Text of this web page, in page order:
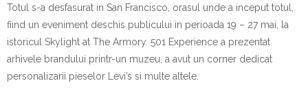
Totul s-a desfasurat in San Francisco, orasul unde a inceput totul,
fiind un eveniment deschis publicului in perioada 19 – 27 mai, la
istoricul Skylight at The Armory. 501 Experience a prezentat
arhivele brandului printr-un muzeu, a avut un corner dedicat
personalizarii pieselor Levi’s si multe altele.